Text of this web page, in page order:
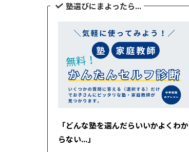
塾選びにまよったら...
「どんな塾を選んだらいいかよくわか
らない...」